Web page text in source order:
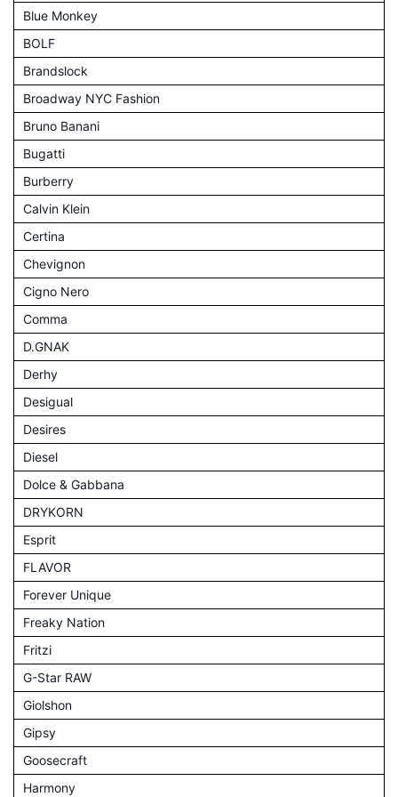
Blue Monkey
BOLF
Brandslock
Broadway NYC Fashion
Bruno Banani
Bugatti
Burberry
Calvin Klein
Certina
Chevignon
Cigno Nero
Comma
D.GNAK
Derhy
Desigual
Desires
Diesel
Dolce & Gabbana
DRYKORN
Esprit
FLAVOR
Forever Unique
Freaky Nation
Fritzi
G-Star RAW
Giolshon
Gipsy
Goosecraft
Harmony